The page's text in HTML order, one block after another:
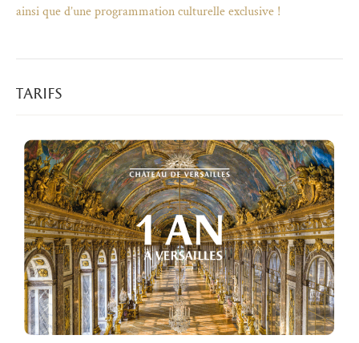
ainsi que d’une programmation culturelle exclusive !
tarifs